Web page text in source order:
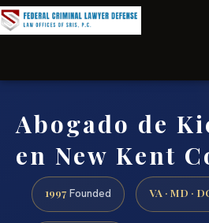
Abogado de
en New Kent
1997 Founded VA · MD ·